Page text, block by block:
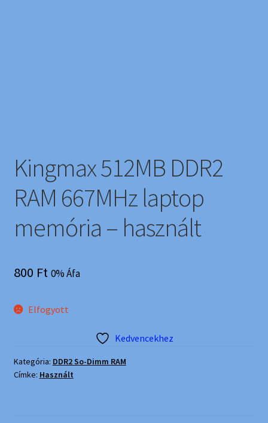
Kingmax 512MB DDR2
RAM 667MHz laptop
memória – használt
800 Ft 0% Áfa
Elfogyott
Kedvencekhez
Kategória: DDR2 So-Dimm RAM
Címke: Használt